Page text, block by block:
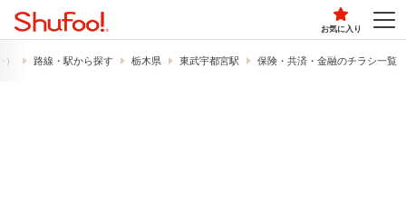
お気に入り
路線・駅から探す 栃木県 東武宇都宮駅 保険・共済・金融のチラシ一覧